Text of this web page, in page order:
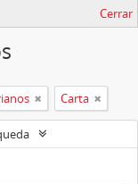
Cerrar
Carta